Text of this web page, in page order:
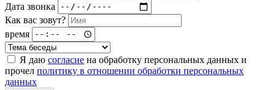
Дата звонка
Как вас зовут?
время
Я даю согласие на обработку персональных данных и
прочел политику в отношении обработки персональных
данных